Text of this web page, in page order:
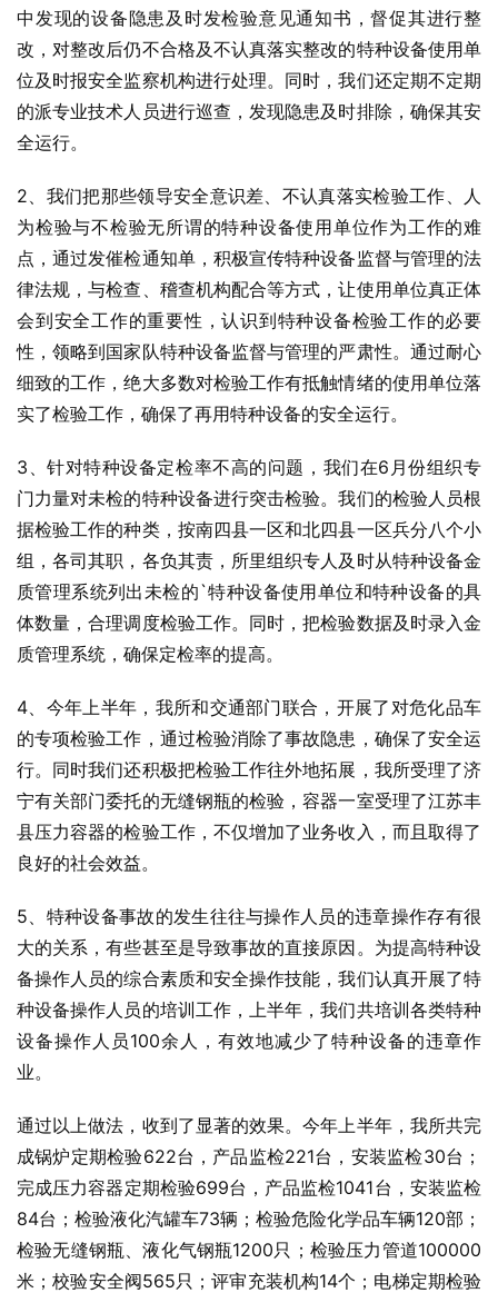
中发现的设备隐患及时发检验意见通知书，督促其进行整
改，对整改后仍不合格及不认真落实整改的特种设备使用单
位及时报安全监察机构进行处理。同时，我们还定期不定期
的派专业技术人员进行巡查，发现隐患及时排除，确保其安
全运行。
2、我们把那些领导安全意识差、不认真落实检验工作、人
为检验与不检验无所谓的特种设备使用单位作为工作的难
点，通过发催检通知单，积极宣传特种设备监督与管理的法
律法规，与检查、稽查机构配合等方式，让使用单位真正体
会到安全工作的重要性，认识到特种设备检验工作的必要
性，领略到国家队特种设备监督与管理的严肃性。通过耐心
细致的工作，绝大多数对检验工作有抵触情绪的使用单位落
实了检验工作，确保了再用特种设备的安全运行。
3、针对特种设备定检率不高的问题，我们在6月份组织专
门力量对未检的特种设备进行突击检验。我们的检验人员根
据检验工作的种类，按南四县一区和北四县一区兵分八个小
组，各司其职，各负其责，所里组织专人及时从特种设备金
质管理系统列出未检的`特种设备使用单位和特种设备的具
体数量，合理调度检验工作。同时，把检验数据及时录入金
质管理系统，确保定检率的提高。
4、今年上半年，我所和交通部门联合，开展了对危化品车
的专项检验工作，通过检验消除了事故隐患，确保了安全运
行。同时我们还积极把检验工作往外地拓展，我所受理了济
宁有关部门委托的无缝钢瓶的检验，容器一室受理了江苏丰
县压力容器的检验工作，不仅增加了业务收入，而且取得了
良好的社会效益。
5、特种设备事故的发生往往与操作人员的违章操作存有很
大的关系，有些甚至是导致事故的直接原因。为提高特种设
备操作人员的综合素质和安全操作技能，我们认真开展了特
种设备操作人员的培训工作，上半年，我们共培训各类特种
设备操作人员100余人，有效地减少了特种设备的违章作
业。
通过以上做法，收到了显著的效果。今年上半年，我所共完
成锅炉定期检验622台，产品监检221台，安装监检30台；
完成压力容器定期检验699台，产品监检1041台，安装监检
84台；检验液化汽罐车73辆；检验危险化学品车辆120部；
检验无缝钢瓶、液化气钢瓶1200只；检验压力管道100000
米；校验安全阀565只；评审充装机构14个；电梯定期检验